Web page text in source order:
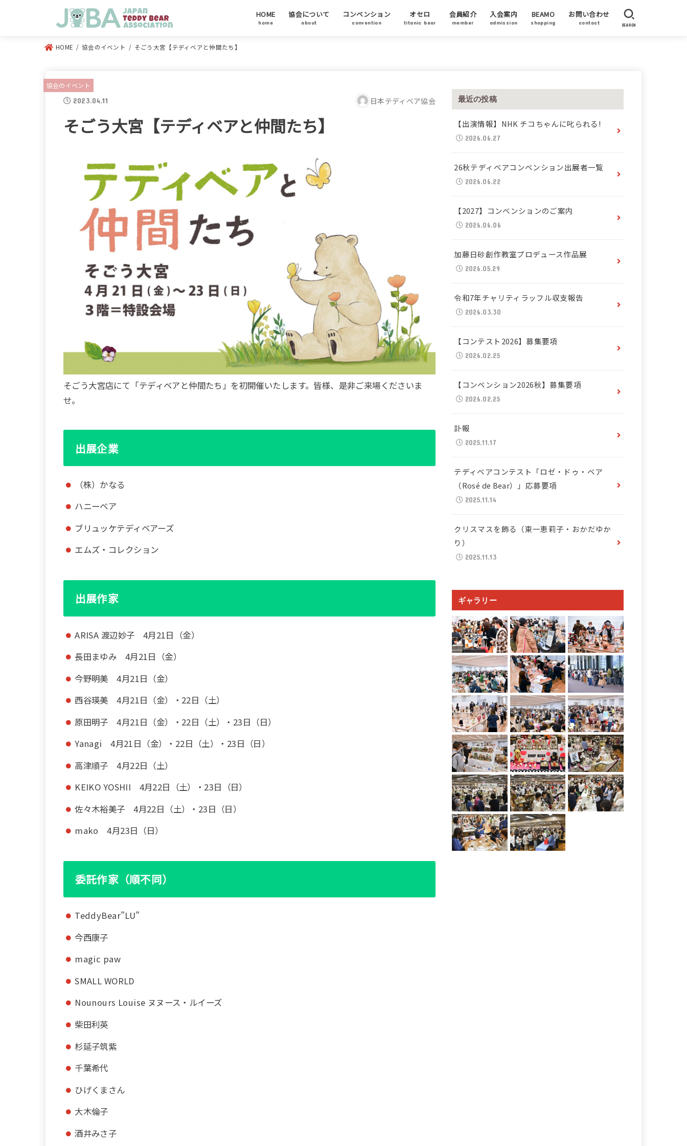
HOME
home
協会について
about
コンベンション
convention
オセロ
titanic bear
会員紹介
member
入会案内
admission
BEAMO
shopping
お問い合わせ
contact SEARCH
HOME 協会のイベント そごう大宮【テディベアと仲間たち】
協会のイベント
2023.04.11
日本テディベア協会
そごう大宮【テディベアと仲間たち】
そごう大宮店にて「テディベアと仲間たち」を初開催いたします。皆様、是非ご来場くださいま
せ。
出展企業
（株）かなる
ハニーベア
ブリュッケテディベアーズ
エムズ・コレクション
出展作家
ARISA 渡辺妙子 4月21日（金）
長田まゆみ 4月21日（金）
今野明美 4月21日（金）
西谷瑛美 4月21日（金）・22日（土）
原田明子 4月21日（金）・22日（土）・23日（日）
Yanagi 4月21日（金）・22日（土）・23日（日）
高津順子 4月22日（土）
KEIKO YOSHII 4月22日（土）・23日（日）
佐々木裕美子 4月22日（土）・23日（日）
mako 4月23日（日）
委託作家（順不同）
TeddyBear”LU”
今西康子
magic paw
SMALL WORLD
Nounours Louise ヌヌース・ルイーズ
柴田利英
杉延子筑紫
千葉希代
ひげくまさん
大木倫子
酒井みさ子
最近の投稿
【出演情報】NHK チコちゃんに叱られる!
2026.06.27
26秋テディベアコンベンション出展者一覧
2026.06.22
【2027】コンベンションのご案内
2026.06.06
加藤日砂創作教室プロデュース作品展
2026.05.29
令和7年チャリティラッフル収支報告
2026.03.30
【コンテスト2026】募集要項
2026.02.25
【コンベンション2026秋】募集要項
2026.02.25
訃報
2025.11.17
テディベアコンテスト「ロゼ・ドゥ・ベア
（Rosé de Bear）」応募要項
2025.11.14
クリスマスを飾る（東一恵莉子・おかだゆか
り）
2025.11.13
ギャラリー